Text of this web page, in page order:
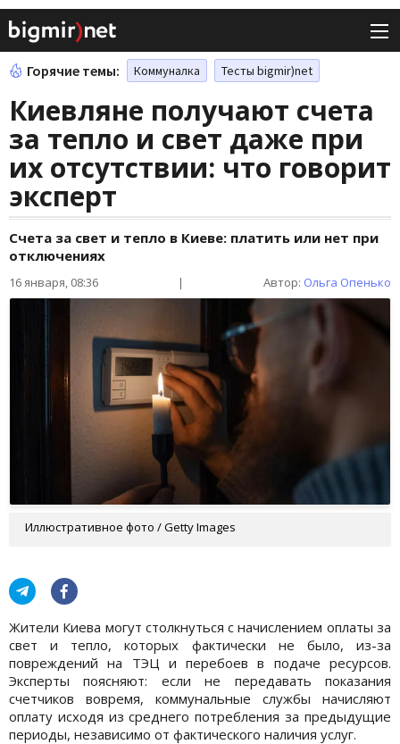
Горячие темы: Коммуналка Тесты bigmir)net
Киевляне получают счета
за тепло и свет даже при
их отсутствии: что говорит
эксперт
Счета за свет и тепло в Киеве: платить или нет при
отключениях
16 января, 08:36 | Автор: Ольга Опенько
Иллюстративное фото / Getty Images
Жители Киева могут столкнуться с начислением оплаты за
свет и тепло, которых фактически не было, из-за
повреждений на ТЭЦ и перебоев в подаче ресурсов.
Эксперты поясняют: если не передавать показания
счетчиков вовремя, коммунальные службы начисляют
оплату исходя из среднего потребления за предыдущие
периоды, независимо от фактического наличия услуг.